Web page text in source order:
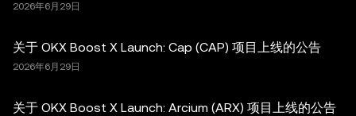
2026年6月29日
关于 OKX Boost X Launch: Cap (CAP) 项目上线的公告
2026年6月29日
关于 OKX Boost X Launch: Arcium (ARX) 项目上线的公告